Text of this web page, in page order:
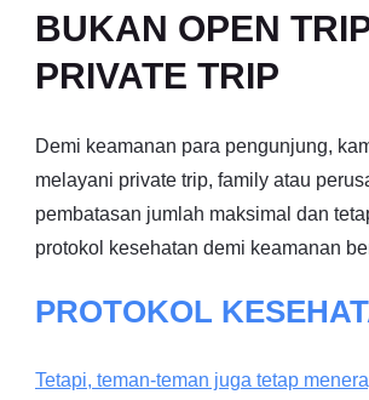
BUKAN OPEN
PRIVATE TRIP
Demi keamanan para pengunjung,
melayani private trip, family atau
pembatasan jumlah maksimal dan
protokol kesehatan demi keamanan
PROTOKOL
Tetapi, teman-teman juga tetap